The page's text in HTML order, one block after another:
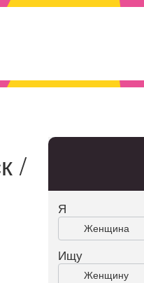
/
Я
Женщина
Ищу
Женщину